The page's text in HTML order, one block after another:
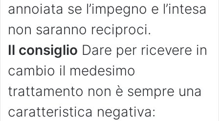
annoiata se l’impegno e l’intesa
non saranno reciproci.
Il consiglio Dare per ricevere in
cambio il medesimo
trattamento non è sempre una
caratteristica negativa: